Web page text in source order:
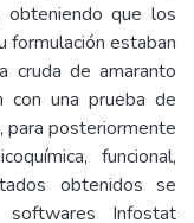
obteniendo que los
formulación estaban
cruda de amaranto
una prueba de
para posteriormente
funcional,
obtenidos se
softwares Infostat